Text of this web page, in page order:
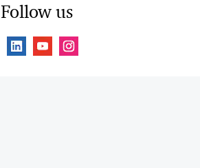
Follow us